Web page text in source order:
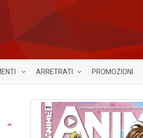
ARRETRATI PROMOZIONI